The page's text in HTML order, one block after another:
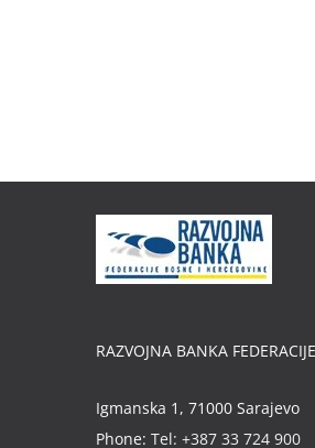
RAZVOJNA BANKA
Igmanska 1, 71000 Sarajevo
Phone: Tel: +387 33 724 900